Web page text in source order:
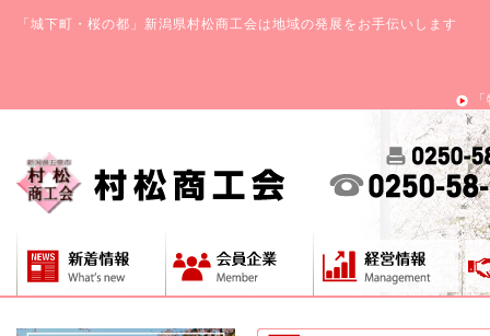
「城下町・桜の都」新潟県村松商工会は地域の発展をお手伝いします